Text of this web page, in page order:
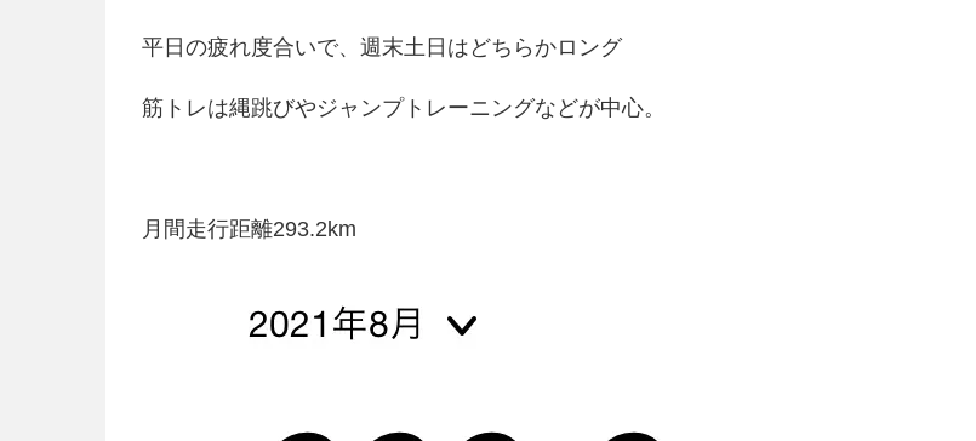
平日の疲れ度合いで、週末土日はどちらかロング
筋トレは縄跳びやジャンプトレーニングなどが中心。
月間走行距離293.2km